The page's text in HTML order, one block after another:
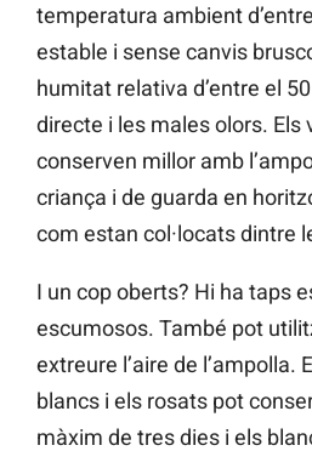
temperatura ambient
estable i sense canvis
humitat relativa d’entre el
directe i les males olors. Els
conserven millor amb
criança i de guarda en
com estan col·locats dintre
I un cop oberts? Hi ha taps
escumosos. També pot
extreure l’aire de l’ampolla.
blancs i els rosats pot
màxim de tres dies i els